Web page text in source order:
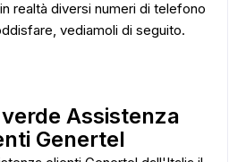
realtà diversi numeri di telefono
vediamoli di seguito.
Assistenza
Genertel